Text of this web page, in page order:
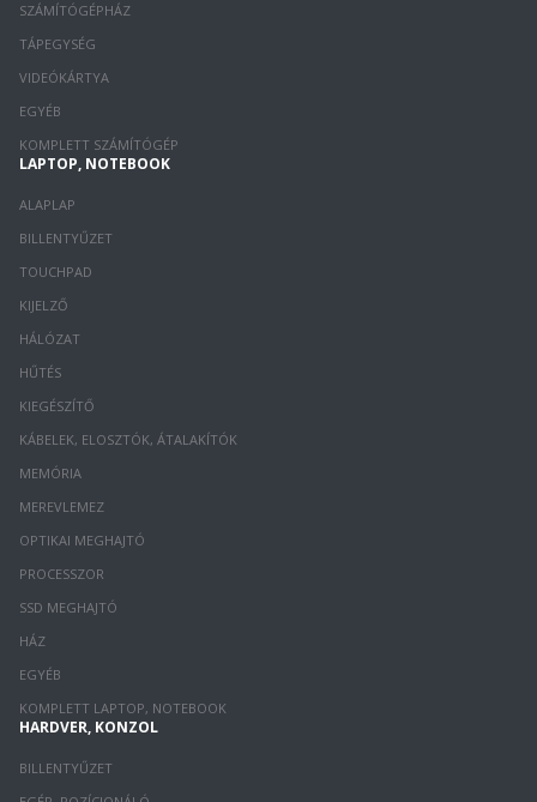
SZÁMÍTÓGÉPHÁZ
TÁPEGYSÉG
VIDEÓKÁRTYA
EGYÉB
KOMPLETT SZÁMÍTÓGÉP
LAPTOP, NOTEBOOK
ALAPLAP
BILLENTYŰZET
TOUCHPAD
KIJELZŐ
HÁLÓZAT
HŰTÉS
KIEGÉSZÍTŐ
KÁBELEK, ELOSZTÓK, ÁTALAKÍTÓK
MEMÓRIA
MEREVLEMEZ
OPTIKAI MEGHAJTÓ
PROCESSZOR
SSD MEGHAJTÓ
HÁZ
EGYÉB
KOMPLETT LAPTOP, NOTEBOOK
HARDVER, KONZOL
BILLENTYŰZET